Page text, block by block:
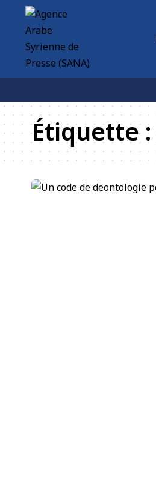
Étiquette :